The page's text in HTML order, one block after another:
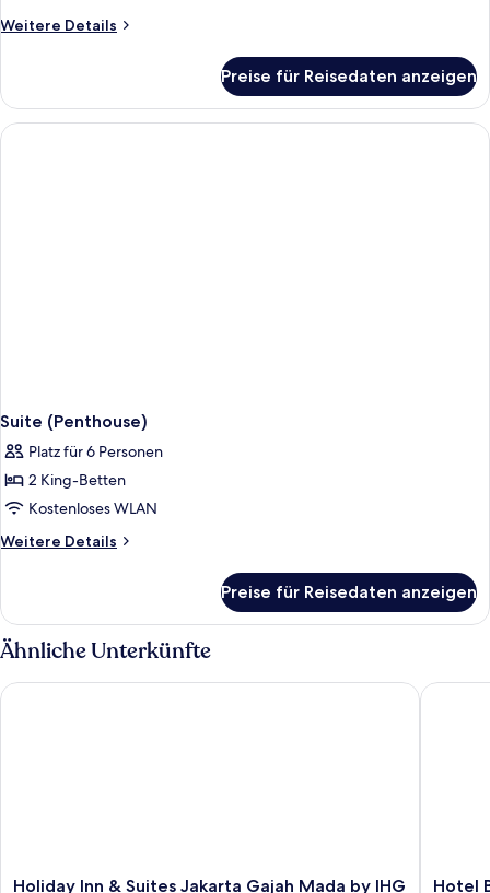
1 King-
Schlafsofa
(Grand)
anzeigen
Weitere Details
Weitere
Zimmer,
1 King-
Bett
Preise für Reisedaten anzeigen
Suite (Penthouse)
Platz für 6 Personen
2 King-Betten
Kostenloses WLAN
Weitere Details
Weitere
(Penthouse)
Preise für Reisedaten anzeigen
Ähnliche Unterkünfte
Holiday
Holiday Inn & Suites Jakarta Gajah Mada by IHG
Holiday Inn & Suites Jakarta Gajah Mada by IHG
Hotel
Hotel
Hotel